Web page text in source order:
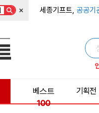
× 세종기프트, 공공기
베스트
100
기획전